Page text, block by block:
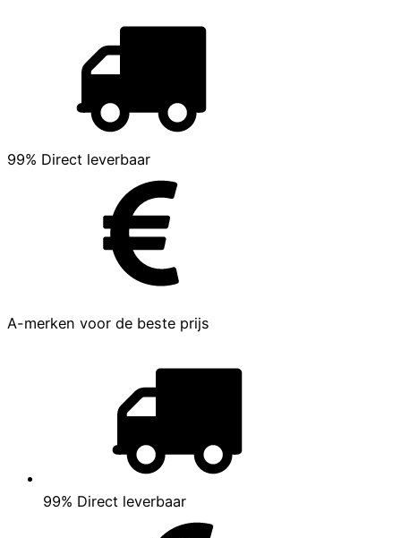
99% Direct leverbaar
A-merken voor de beste prijs
99% Direct leverbaar